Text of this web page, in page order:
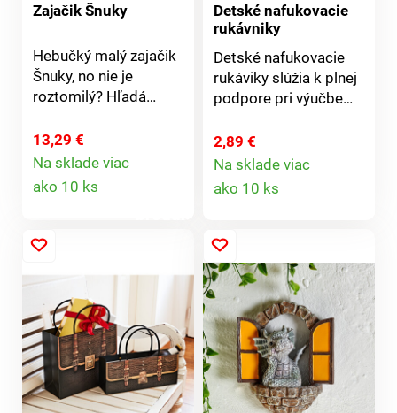
pohodlie pri
noseníDlhý
rukávPatent na
ramene pre ľahké
prezliekanie cez
rozkroku100%
bavlnaVýber zo 4
farieb a 5 veľkostí
Zajačik Šnuky
Hebučký malý zajačik
Šnuky, no nie je
roztomilý? Hľadá
maznanie a hranie.
13,29 €
Na sklade viac
ako 10 ks
Detské nafukovacie
rukávniky
Detské nafukovacie
rukáviky slúžia k plnej
podpore pri výučbe
vybavené 2
vzduchovými
komorami. Materiál:
odolný a vopred
vinyl.Rozmery: 23 x 15
cm. Balenie obsahuje
1 pár rukávov.
Používajte pod
dohľadom dospelej
osoby.Detské
nafukovacie
rukávyPodpora pri
plávaníUľahčujú
2,89 €
Na sklade viac
ako 10 ks